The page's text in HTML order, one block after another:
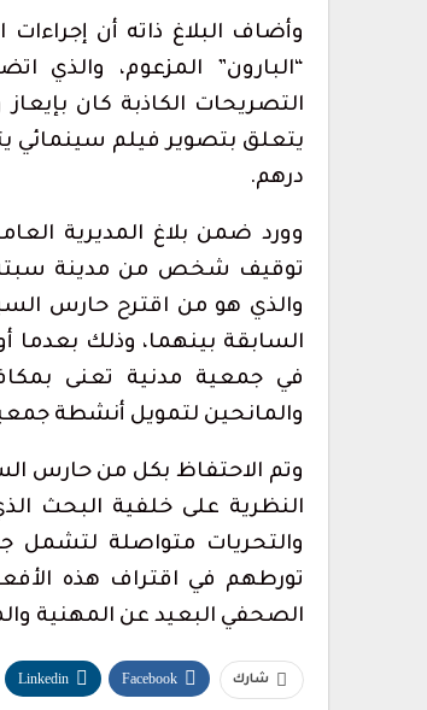
وأضاف البلاغ ذاته أن
“البارون” المزعوم،
التصريحات الكاذبة كان
درهم.
وورد ضمن بلاغ المديرية
توقيف شخص من مدينة سبتة،
والذي هو من اقترح حارس
السابقة بينهما، وذلك
في جمعية مدنية تعنى
والمانحين لتمويل أنشطة
وتم الاحتفاظ بكل من حارس
النظرية على خلفية البحث
والتحريات متواصلة لتشمل
تورطهم في اقتراف هذه
الصحفي البعيد عن المهنية
شارك Facebook
Linkedin